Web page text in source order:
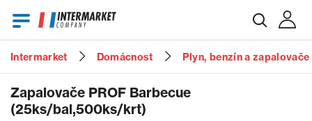
Intermarket Domácnost Plyn, benzín a zapalovače
Zapalovače PROF Barbecue
(25ks/bal,500ks/krt)